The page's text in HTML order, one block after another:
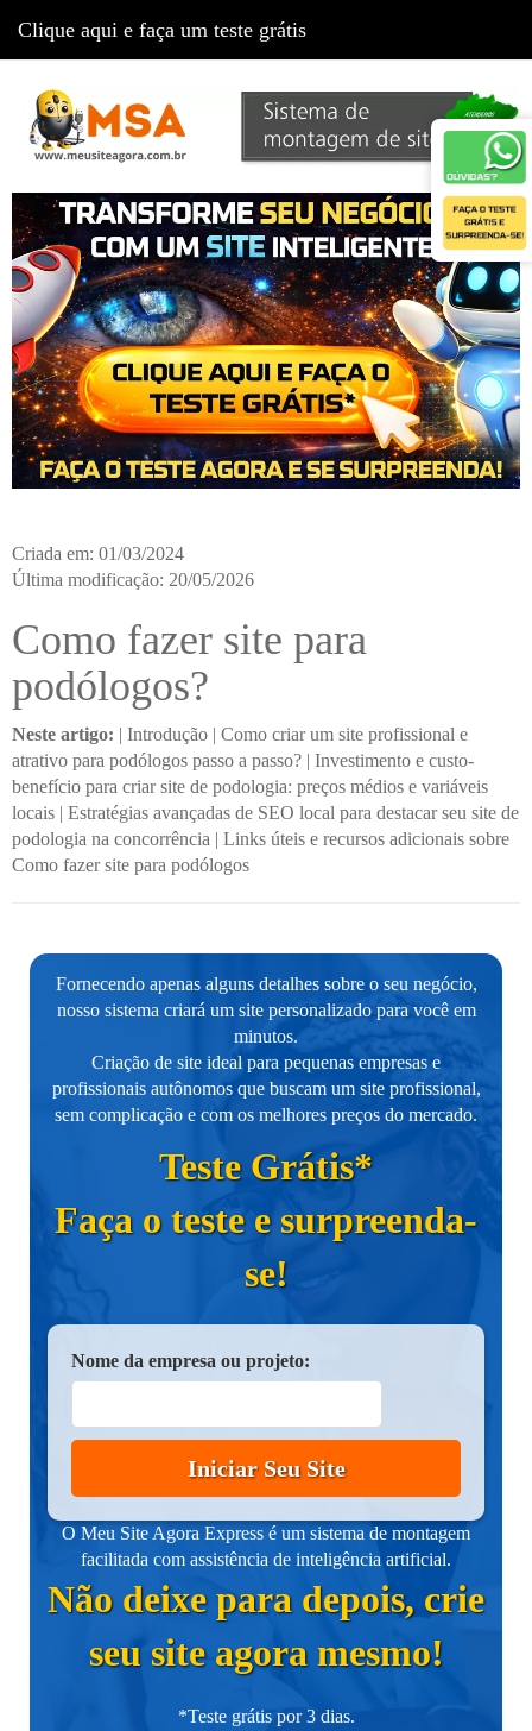
Criada em: 01/03/2024
Última modificação: 20/05/2026
Como fazer site para
podólogos?
Neste artigo: | Introdução | Como criar um site profissional e
atrativo para podólogos passo a passo? | Investimento e custo-
benefício para criar site de podologia: preços médios e variáveis
locais | Estratégias avançadas de SEO local para destacar seu site de
podologia na concorrência | Links úteis e recursos adicionais sobre
Como fazer site para podólogos
Fornecendo apenas alguns detalhes sobre o seu negócio,
nosso sistema criará um site personalizado para você em
minutos.
Criação de site ideal para pequenas empresas e
profissionais autônomos que buscam um site profissional,
sem complicação e com os melhores preços do mercado.
Teste Grátis*
Faça o teste e surpreenda-
se!
Nome da empresa ou projeto:
Iniciar Seu Site
O Meu Site Agora Express é um sistema de montagem
facilitada com assistência de inteligência artificial.
Não deixe para depois, crie
seu site agora mesmo!
*Teste grátis por 3 dias.
Clique aqui e faça um teste grátis